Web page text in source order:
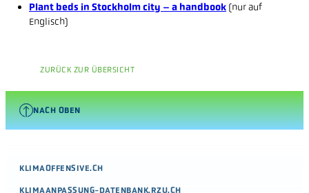
Plant beds in Stockholm city – a handbook (nur auf
Englisch)
ZURÜCK ZUR ÜBERSICHT
NACH OBEN
KLIMAOFFENSIVE.CH
KLIMAANPASSUNG-DATENBANK.RZU.CH